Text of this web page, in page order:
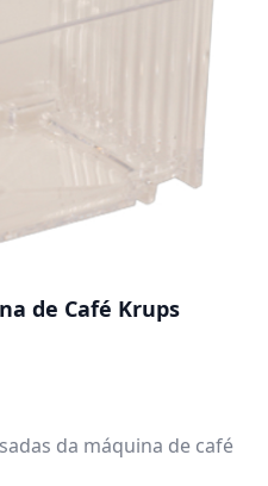
de Café Krups
da máquina de café